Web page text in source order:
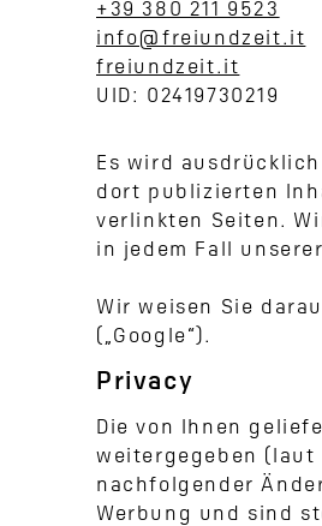
+39 380 211 9523
info@freiundzeit.it
freiundzeit.it
UID: 02419730219
Es wird
dort publizierten
verlinkten Seiten.
in jedem Fall
Wir weisen Sie
(„Google“).
Privacy
Die von Ihnen
weitergegeben (laut
nachfolgender
Werbung und sind